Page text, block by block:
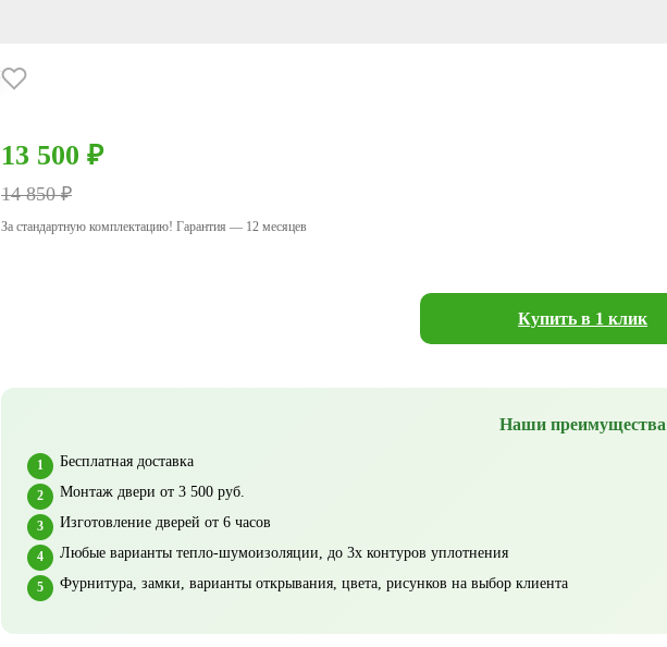
13 500 ₽
14 850 ₽
За стандартную комплектацию! Гарантия — 12 месяцев
Купить в 1 клик
Наши преимущества
Бесплатная доставка
Монтаж двери от 3 500 руб.
Изготовление дверей от 6 часов
Любые варианты тепло-шумоизоляции, до 3х контуров уплотнения
Фурнитура, замки, варианты открывания, цвета, рисунков на выбор клиента